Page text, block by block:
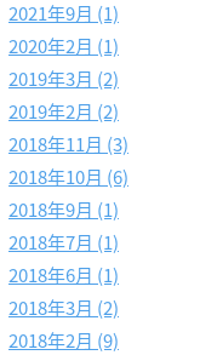
2021年9月 (1)
2020年2月 (1)
2019年3月 (2)
2019年2月 (2)
2018年11月 (3)
2018年10月 (6)
2018年9月 (1)
2018年7月 (1)
2018年6月 (1)
2018年3月 (2)
2018年2月 (9)